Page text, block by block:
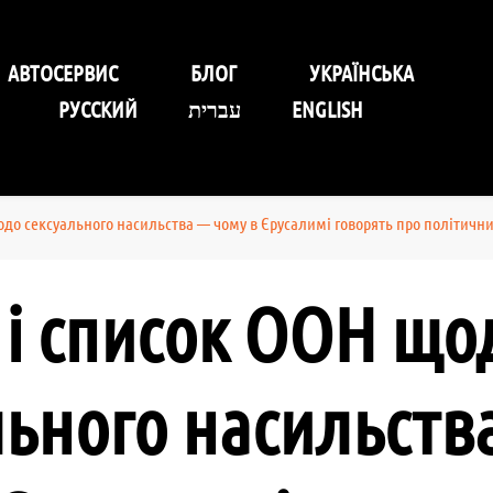
Self-Service Car
АВТОСЕРВИС БЛОГ
УКРАЇНСЬКА
РУССКИЙ
עברית ENGLISH
сексуального насильства — чому в Єрусалимі говорять про
і список ООН